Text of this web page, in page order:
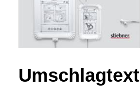
Umschlagtext